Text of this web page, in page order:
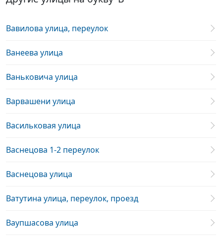
Вавилова улица, переулок
Ванеева улица
Ваньковича улица
Варвашени улица
Васильковая улица
Васнецова 1-2 переулок
Васнецова улица
Ватутина улица, переулок, проезд
Ваупшасова улица